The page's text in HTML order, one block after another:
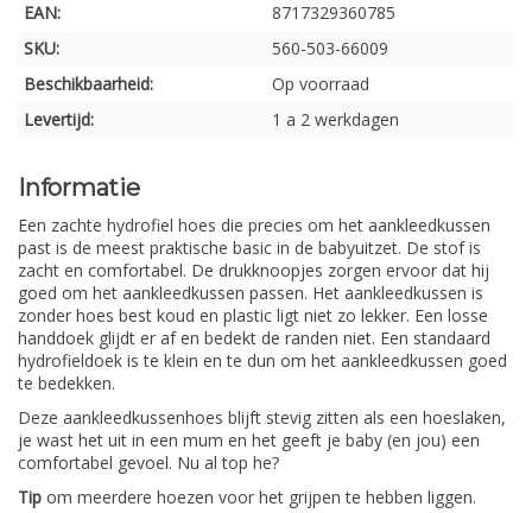
EAN:
8717329360785
SKU:
560-503-66009
Beschikbaarheid:
Op voorraad
Levertijd:
1 a 2 werkdagen
Informatie
Een zachte hydrofiel hoes die precies om het aankleedkussen
past is de meest praktische basic in de babyuitzet. De stof is
zacht en comfortabel. De drukknoopjes zorgen ervoor dat hij
goed om het aankleedkussen passen. Het aankleedkussen is
zonder hoes best koud en plastic ligt niet zo lekker. Een losse
handdoek glijdt er af en bedekt de randen niet. Een standaard
hydrofieldoek is te klein en te dun om het aankleedkussen goed
te bedekken.
Deze aankleedkussenhoes blijft stevig zitten als een hoeslaken,
je wast het uit in een mum en het geeft je baby (en jou) een
comfortabel gevoel. Nu al top he?
Tip om meerdere hoezen voor het grijpen te hebben liggen.